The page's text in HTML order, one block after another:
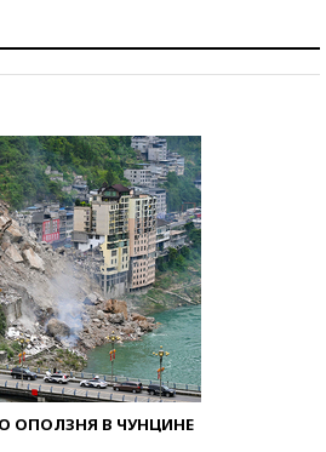
ОПОЛЗНЯ В ЧУНЦИНЕ